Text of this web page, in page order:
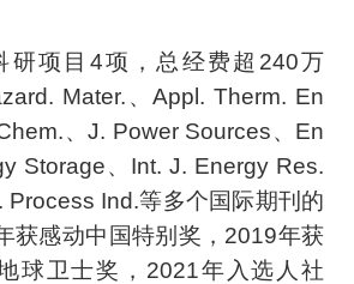
研项目4项，总经费超240万
Mater.、Appl. Therm. En
、J. Power Sources、En
Storage、Int. J. Energy Res.
Process Ind.等多个国际期刊的
获感动中国特别奖，2019年获
球卫士奖，2021年入选人社